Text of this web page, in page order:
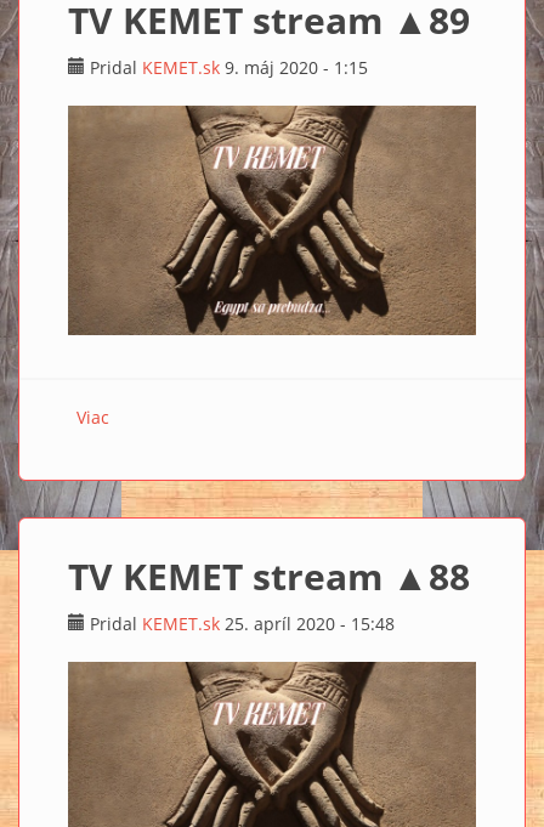
TV KEMET stream ▲89
Pridal KEMET.sk 9. máj 2020 - 1:15
Viac
TV KEMET stream ▲88
Pridal KEMET.sk 25. apríl 2020 - 15:48